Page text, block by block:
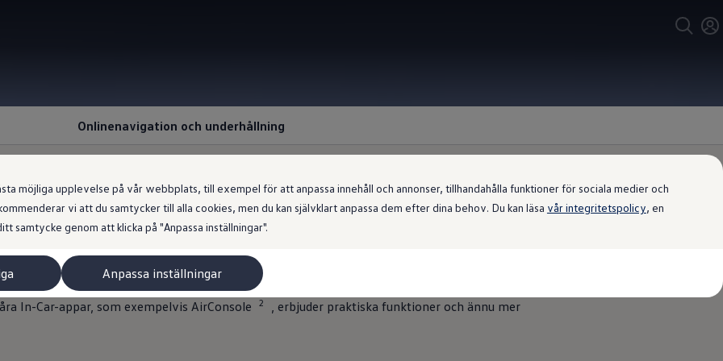
möjliga upplevelse på vår webbplats, till exempel för att anpassa innehåll och annonser, tillhandahålla funktioner för sociala medier och
vi att du samtycker till alla cookies, men du kan självklart anpassa dem efter dina behov. Du kan läsa vår integritetspolicy, en
samtycke genom att klicka på "Anpassa inställningar".
Anpassa inställningar
Onlinenavigation och underhållning
med VW Connect
din destination mer avslappnad – oavsett förändrade trafikförhållanden. Njut av det fantastiska
In-Car-appar, som exempelvis AirConsole 2
, erbjuder praktiska funktioner och ännu mer